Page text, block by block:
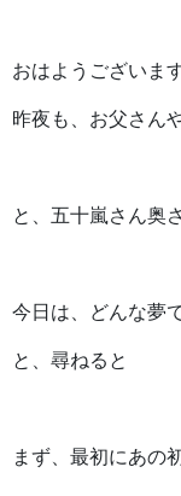
おはようございま
昨夜も、お父さん
と、五十嵐さん奥さ
今日は、どんな夢
と、尋ねると
まず、最初にあの